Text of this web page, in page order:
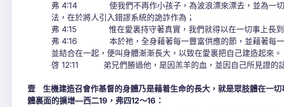
弗 4:14 使我們不再作小孩子，為波浪漂來漂去，並為一切
法，在於將人引入錯謬系統的詭詐作為；
弗 4:15 惟在愛裏持守著真實，我們就得以在一切事上長到
弗 4:16 本於祂，全身藉著每一豐富供應的節，並藉著每一部
並結合在一起，便叫身體漸漸長大，以致在愛裏把自己建造起來。
啓 12:11 弟兄們勝過他，是因羔羊的血，並因自己所見證的話
壹
生機建造召會作基督的身體乃是藉着生命的長大，就是眾肢體在一
體裏面的擴增—西二19 ，弗四12～16 ：